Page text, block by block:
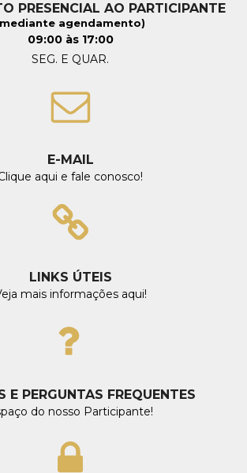
PRESENCIAL AO PARTICIPANTE
agendamento)
09:00 às 17:00
SEG. E QUAR.
E-MAIL
aqui e fale conosco!
LINKS ÚTEIS
mais informações aqui!
E PERGUNTAS FREQUENTES
do nosso Participante!